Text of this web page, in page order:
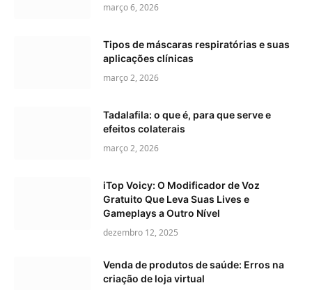
março 6, 2026
Tipos de máscaras respiratórias e suas
aplicações clínicas
março 2, 2026
Tadalafila: o que é, para que serve e
efeitos colaterais
março 2, 2026
iTop Voicy: O Modificador de Voz
Gratuito Que Leva Suas Lives e
Gameplays a Outro Nível
dezembro 12, 2025
Venda de produtos de saúde: Erros na
criação de loja virtual